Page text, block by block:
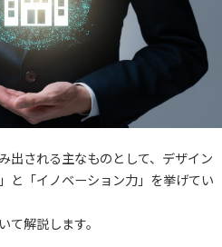
出される主なものとして、デザイン
と「イノベーション力」を挙げてい
て解説します。